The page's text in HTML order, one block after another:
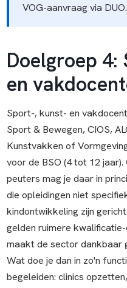
VOG-aanvraag via DUO.
Doelgroep
en
Sport-, kunst- en
Sport & Bewegen, CIOS,
Kunstvakken of
voor de BSO (4 tot 12
peuters mag je daar in
die opleidingen niet
kindontwikkeling zijn
gelden ruimere
maakt de sector dankbaar
Wat doe je dan in zo'n
begeleiden: clinics